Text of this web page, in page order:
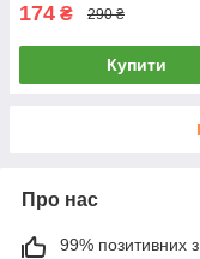
174 ₴ 290 ₴
Купити
Про нас
99% позитивних з